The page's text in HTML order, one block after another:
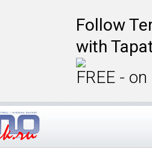
Follow
with
FREE -